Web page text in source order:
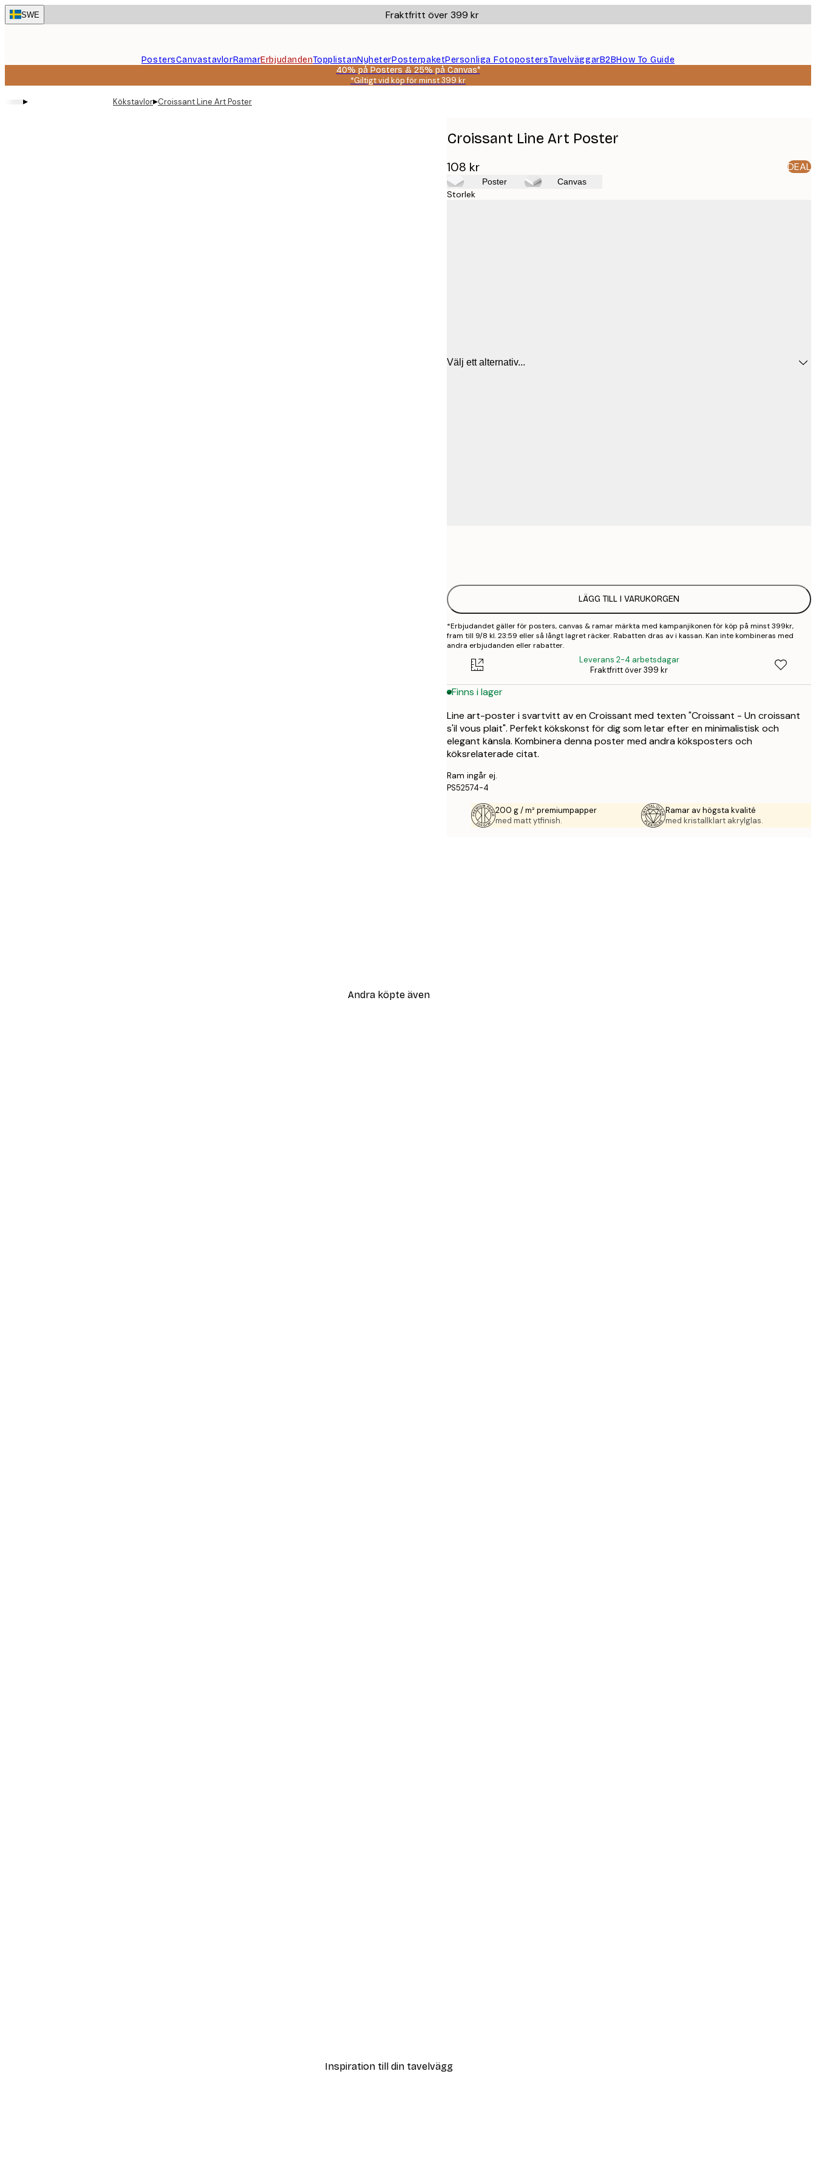
Skip
to
SWE Fraktfritt över 399 kr
PostersCanvastavlorRamarErbjudandenTopplistanNyheterPosterpaketPersonliga FotopostersTavelväggarB2BHow To Guide
40% på Posters & 25% på Canvas*
*Giltigt vid köp för minst 399 kr
▸ Kökstavlor▸Croissant Line Art Poster
Croissant Line Art Poster
108 kr DEAL
Poster Canvas
Storlek
Välj ett alternativ...
LÄGG TILL I VARUKORGEN
*Erbjudandet gäller för posters, canvas & ramar märkta med kampanjikonen för köp på minst 399kr,
fram till 9/8 kl. 23:59 eller så långt lagret räcker. Rabatten dras av i kassan. Kan inte kombineras med
andra erbjudanden eller rabatter.
Leverans 2-4 arbetsdagar
Fraktfritt över 399 kr
Finns i lager
Line art-poster i svartvitt av en Croissant med texten "Croissant - Un croissant
s'il vous plait". Perfekt kökskonst för dig som letar efter en minimalistisk och
elegant känsla. Kombinera denna poster med andra köksposters och
köksrelaterade citat.
Ram ingår ej.
PS52574-4
200 g / m² premiumpapper
med matt ytfinish.
Ramar av högsta kvalité
med kristallklart akrylglas.
Andra köpte även
Inspiration till din tavelvägg